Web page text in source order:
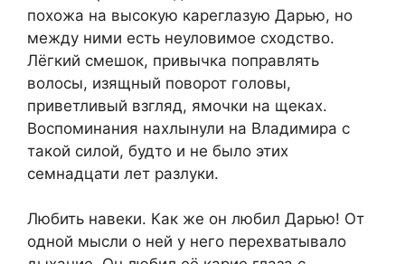
похожа на высокую кареглазую Дарью, но
между ними есть неуловимое сходство.
Лёгкий смешок, привычка поправлять
волосы, изящный поворот головы,
приветливый взгляд, ямочки на щеках.
Воспоминания нахлынули на Владимира с
такой силой, будто и не было этих
семнадцати лет разлуки.
Любить навеки. Как же он любил Дарью! От
одной мысли о ней у него перехватывало